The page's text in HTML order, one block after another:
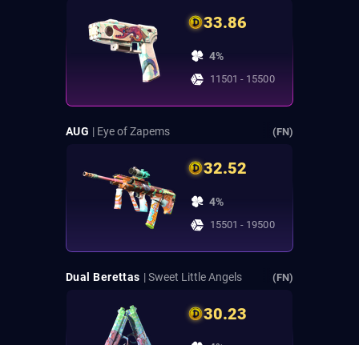
33.86
4%
11501 - 15500
AUG | Eye of Zapems (FN)
32.52
4%
15501 - 19500
Dual Berettas | Sweet Little Angels (FN)
30.23